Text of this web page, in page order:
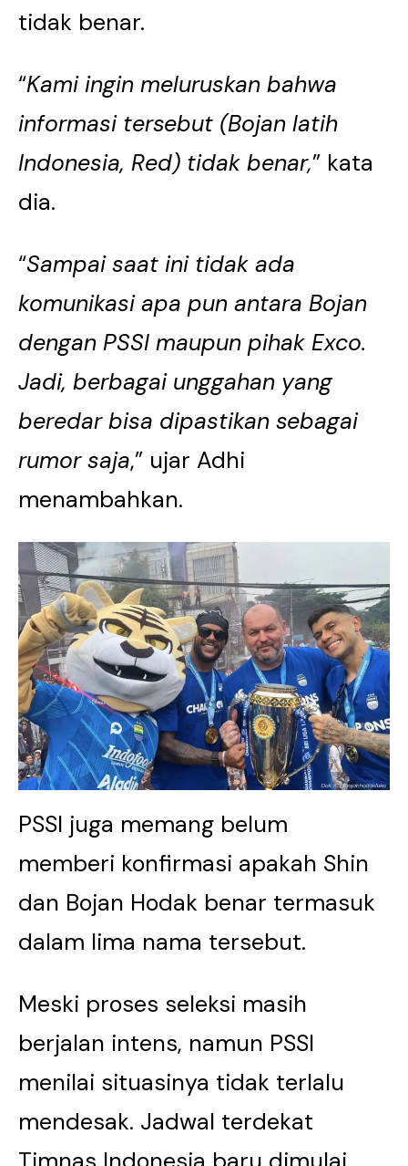
tidak benar.
“Kami ingin meluruskan bahwa
informasi tersebut (Bojan latih
Indonesia, Red) tidak benar,” kata
dia.
“Sampai saat ini tidak ada
komunikasi apa pun antara Bojan
dengan PSSI maupun pihak Exco.
Jadi, berbagai unggahan yang
beredar bisa dipastikan sebagai
rumor saja,” ujar Adhi
menambahkan.
PSSI juga memang belum
memberi konfirmasi apakah Shin
dan Bojan Hodak benar termasuk
dalam lima nama tersebut.
Meski proses seleksi masih
berjalan intens, namun PSSI
menilai situasinya tidak terlalu
mendesak. Jadwal terdekat